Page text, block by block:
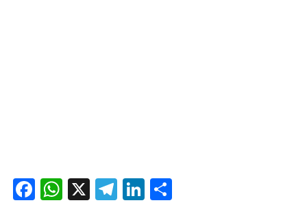
Facebook
WhatsApp
X Telegram
LinkedIn